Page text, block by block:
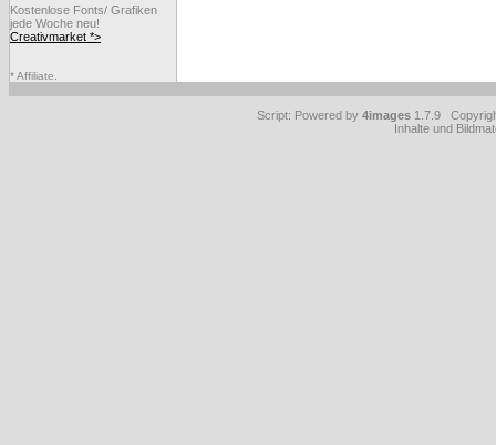
Kostenlose Fonts/ Grafiken
jede Woche neu!
Creativmarket *>
* Affiliate.
Script: Powered by 4images 1.7.9
Inhalte und